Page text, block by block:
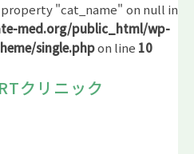
"cat_name" on null in
med.org/public_html/wp-
single.phpon line 10
クリニック